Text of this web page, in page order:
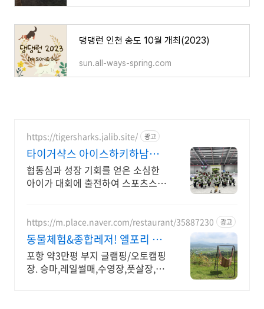
댕댕런 인천 송도 10월 개최(2023)
sun.all-ways-spring.com
https://tigersharks.jalib.site/ 광고
타이거샥스 아이스하키하남지
점 80만원 장비지원, 무료체험
협동심과 성장 기회를 얻은 소심한
아이가 대회에 출전하여 스포츠스타
한 강사가 지도합니다.
https://m.place.naver.com/restaurant/35887230 광고
동물체험&종합레저! 엘포리 승
마체험/레일썰매/수영이함께
포항 약3만평 부지 글램핑/오토캠핑
장. 승마,레일썰매,수영장,풋살장,말